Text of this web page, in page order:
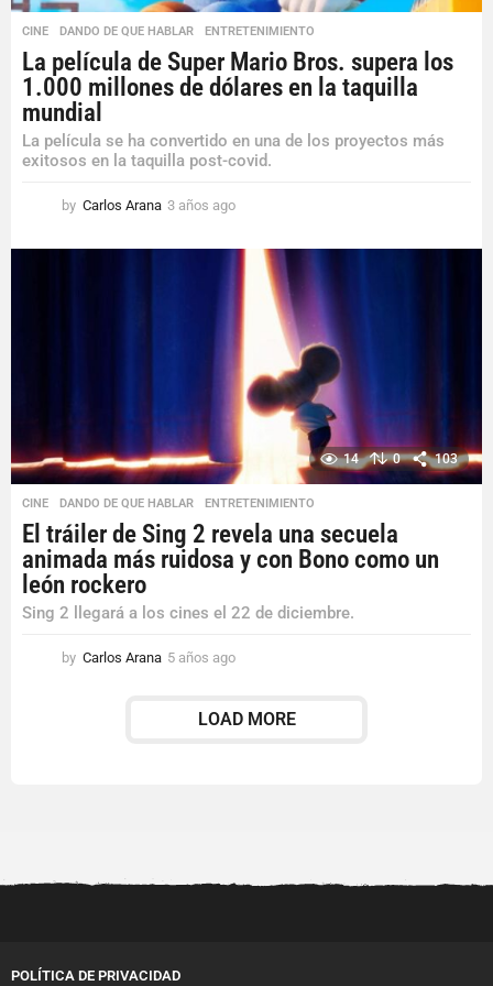
CINE ,DANDO DE QUE HABLAR ,ENTRETENIMIENTO
La película de Super Mario Bros. supera los
1.000 millones de dólares en la taquilla
mundial
La película se ha convertido en una de los proyectos más
exitosos en la taquilla post-covid.
by Carlos Arana 3 años ago
ñ
14 0 103
CINE ,DANDO DE QUE HABLAR ,ENTRETENIMIENTO
El tráiler de Sing 2 revela una secuela
animada más ruidosa y con Bono como un
león rockero
Sing 2 llegará a los cines el 22 de diciembre.
by Carlos Arana 5 años ago
o
LOAD MORE
POLÍTICA DE PRIVACIDAD